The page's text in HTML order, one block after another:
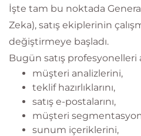
İşte tam bu noktada
Zeka), satış ekiplerinin
değiştirmeye başladı.
Bugün satış profesyonelleri
müşteri analizlerini,
teklif hazırlıklarını,
satış e-postalarını,
müşteri
sunum içeriklerini,